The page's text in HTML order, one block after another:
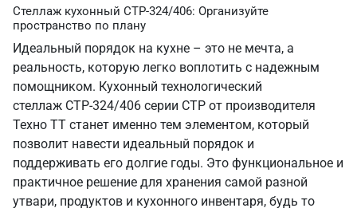
Стеллаж кухонный СТР-324/406: Организуйте
пространство по плану
Идеальный порядок на кухне – это не мечта, а
реальность, которую легко воплотить с надежным
помощником. Кухонный технологический
стеллаж СТР-324/406 серии СТР от производителя
Техно ТТ станет именно тем элементом, который
позволит навести идеальный порядок и
поддерживать его долгие годы. Это функциональное и
практичное решение для хранения самой разной
утвари, продуктов и кухонного инвентаря, будь то